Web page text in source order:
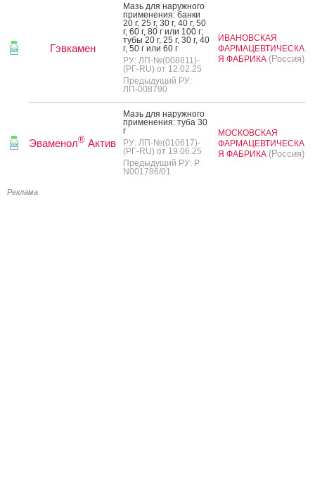
Гэвкамен
Мазь для на­руж­но­го
при­мене­ния: бан­ки
20 г, 25 г, 30 г, 40 г, 50
г, 60 г, 80 г или 100 г;
ту­бы 20 г, 25 г, 30 г, 40
г, 50 г или 60 г
РУ: ЛП-№(008811)-
(РГ-RU) от 12.02.25
Предыдущий РУ:
ЛП-008790
ИВАНОВСКАЯ
ФАРМАЦЕВТИЧЕСКА
Я ФАБРИКА (Россия)
Эваменол® Актив
Мазь для на­руж­но­го
при­мене­ния: ту­ба 30
г
РУ: ЛП-№(010617)-
(РГ-RU) от 19.06.25
Предыдущий РУ: Р
N001786/01
МОСКОВСКАЯ
ФАРМАЦЕВТИЧЕСКА
Я ФАБРИКА (Россия)
Реклама